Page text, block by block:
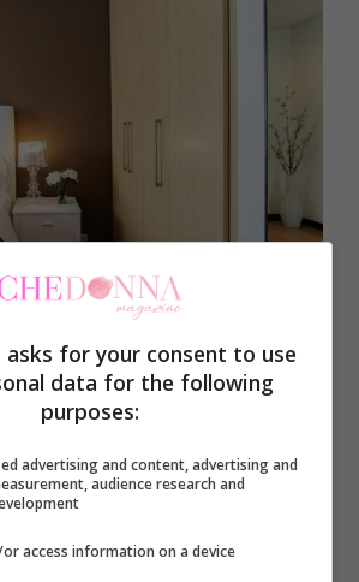
e calmanti, ci sono
Nelle sue tonalità
ai colori caldi e vanta,
asks for your consent to use
data for the following
purposes:
advertising and content, advertising and
audience research and
access information on a device